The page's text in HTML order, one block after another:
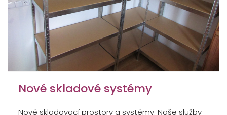
Nové skladové systémy
Nové skladovací prostory a systémy. Naše služby